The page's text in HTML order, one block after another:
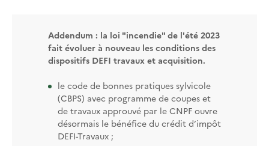
Addendum : la loi "incendie" de l'été 2023
fait évoluer à nouveau les conditions des
dispositifs DEFI travaux et acquisition.
le code de bonnes pratiques sylvicole
(CBPS) avec programme de coupes et
de travaux approuvé par le CNPF ouvre
désormais le bénéfice du crédit d’impôt
DEFI-Travaux ;